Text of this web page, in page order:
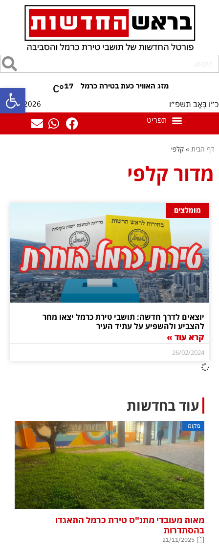
פתח 17
°C
כ״ו בְּאָב תשפ״ו 09/08/2026
דף הבית » קלפי
מדור קלפי
מומלצים
יוצאים לדרך חדשה: תושבי טירת כרמל יצאו מחר
להצביע ולהשפיע על עתיד העיר
קרא עוד »
26/02/2024
עוד בחדשות
מקומי
מאות מעובדי מתנ"ס טירת כרמל התאגדו
בהסתדרות
21/11/2025